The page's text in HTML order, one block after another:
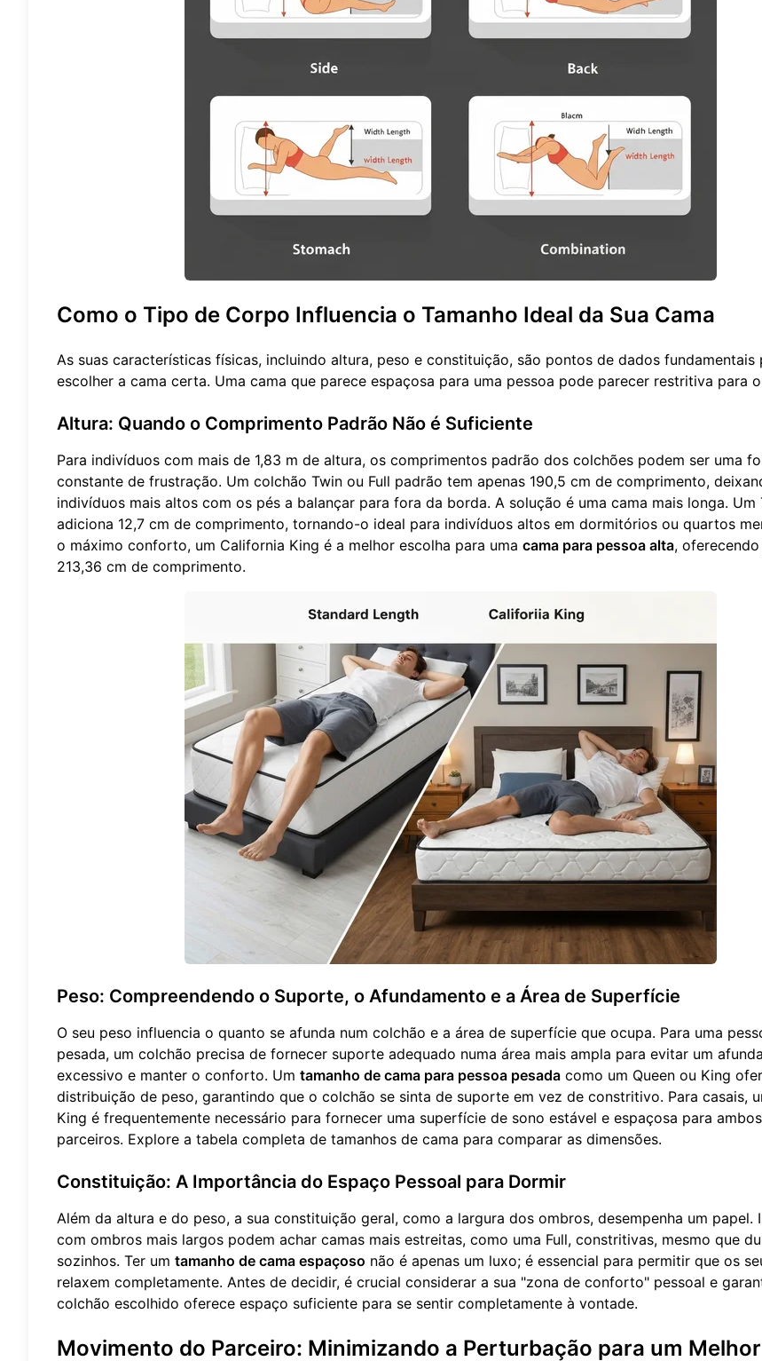
Como o Tipo de Corpo Influencia o Tamanho Ideal da Sua Cama
As suas características físicas, incluindo altura, peso e constituição, são pontos de dados fundamentais
escolher a cama certa. Uma cama que parece espaçosa para uma pessoa pode parecer restritiva para
Altura: Quando o Comprimento Padrão Não é Suficiente
Para indivíduos com mais de 1,83 m de altura, os comprimentos padrão dos colchões podem ser uma
constante de frustração. Um colchão Twin ou Full padrão tem apenas 190,5 cm de comprimento,
indivíduos mais altos com os pés a balançar para fora da borda. A solução é uma cama mais longa. Um
adiciona 12,7 cm de comprimento, tornando-o ideal para indivíduos altos em dormitórios ou quartos
o máximo conforto, um California King é a melhor escolha para uma cama para pessoa alta,
213,36 cm de comprimento.
Peso: Compreendendo o Suporte, o Afundamento e a Área de Superfície
O seu peso influencia o quanto se afunda num colchão e a área de superfície que ocupa. Para uma
pesada, um colchão precisa de fornecer suporte adequado numa área mais ampla para evitar um
excessivo e manter o conforto. Um tamanho de cama para pessoa pesada como um Queen ou King
distribuição de peso, garantindo que o colchão se sinta de suporte em vez de constritivo. Para casais,
King é frequentemente necessário para fornecer uma superfície de sono estável e espaçosa para
parceiros. Explore a tabela completa de tamanhos de cama para comparar as dimensões.
Constituição: A Importância do Espaço Pessoal para Dormir
Além da altura e do peso, a sua constituição geral, como a largura dos ombros, desempenha um papel.
com ombros mais largos podem achar camas mais estreitas, como uma Full, constritivas, mesmo que
sozinhos. Ter um tamanho de cama espaçoso não é apenas um luxo; é essencial para permitir que os
relaxem completamente. Antes de decidir, é crucial considerar a sua "zona de conforto" pessoal e
colchão escolhido oferece espaço suficiente para se sentir completamente à vontade.
Movimento do Parceiro: Minimizando a Perturbação para um